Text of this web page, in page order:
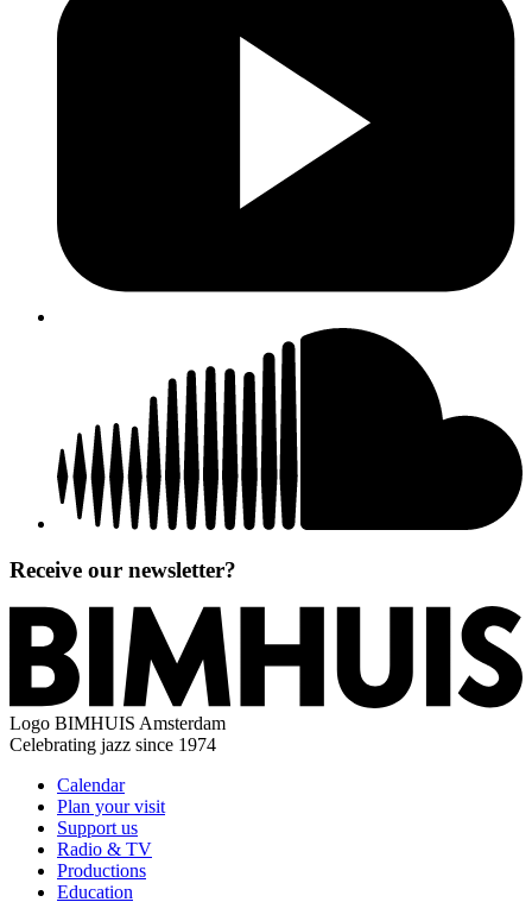
Receive our newsletter?
Logo BIMHUIS Amsterdam
Celebrating jazz since 1974
Calendar
Plan your visit
Support us
Radio & TV
Productions
Education